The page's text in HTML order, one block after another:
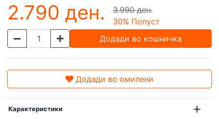
2.790 ден.
3.990 ден.
30% Попуст
Додади во кошничка
Додади во омилени
Карактеристики